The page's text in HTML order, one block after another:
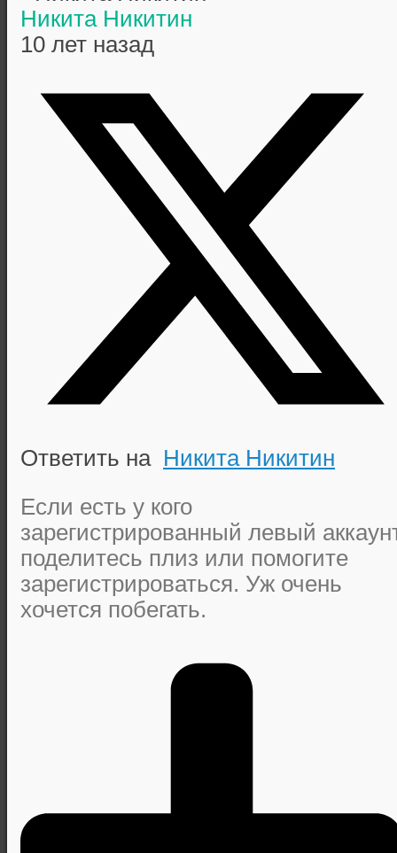
Никита Никитин
10 лет назад
Ответить на Никита Никитин
Если есть у кого
зарегистрированный левый
поделитесь плиз или помогите
зарегистрироваться. Уж очень
хочется побегать.